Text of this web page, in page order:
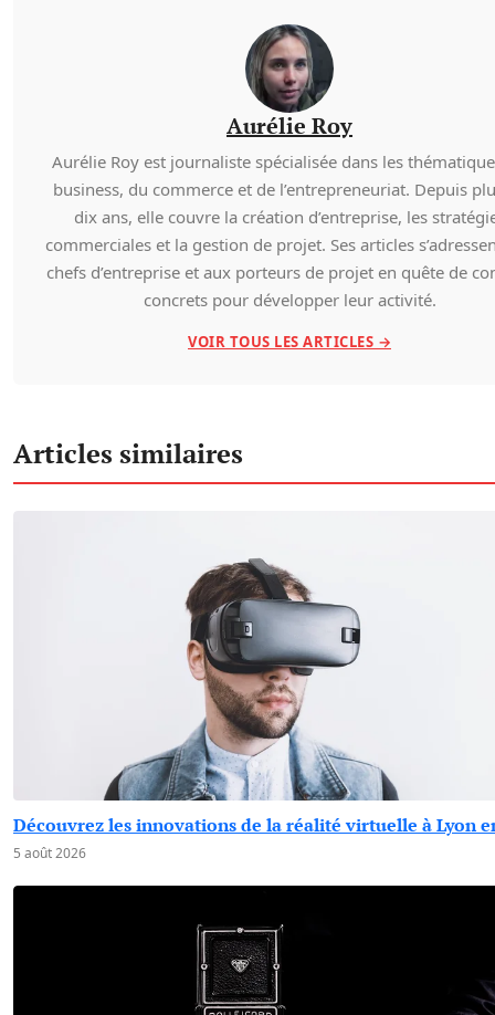
Aurélie Roy
Aurélie Roy est journaliste spécialisée dans les
business, du commerce et de l’entrepreneuriat. Depuis
dix ans, elle couvre la création d’entreprise, les
commerciales et la gestion de projet. Ses articles
chefs d’entreprise et aux porteurs de projet en quête de
concrets pour développer leur activité.
VOIR TOUS LES ARTICLES →
Articles similaires
Découvrez les innovations de la réalité virtuelle à Lyon
5 août 2026